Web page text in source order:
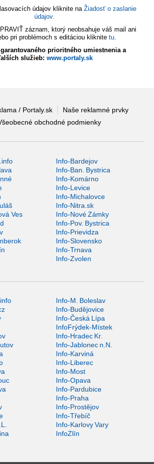
údajov kliknite na Žiadosť o zaslanie
údajov.
záznam, ktorý neobsahuje váš mail ani
pri problémoch s editáciou kliknite tu.
prioritného umiestnenia a
služieb: www.portaly.sk
/ Portaly.sk
Naše reklamné prvky
obchodné podmienky
Info-Bardejov
Info-Ban. Bystrica
Info-Komárno
Info-Levice
Info-Michalovce
Info-Nitra.sk
Ves
Info-Nové Zámky
Info-Pov. Bystrica
Info-Prievidza
Info-Slovensko
Info-Trnava
Info-Zvolen
Info-M. Boleslav
Info-Budějovice
Info-Česká Lípa
InfoFrýdek-Místek
Info-Hradec Kr.
Info-Jablonec n.N.
Info-Karviná
Info-Liberec
Info-Most
Info-Opava
Info-Pardubice
Info-Praha
Info-Prostějov
Info-Třebíč
Info-Karlovy Vary
InfoZlín